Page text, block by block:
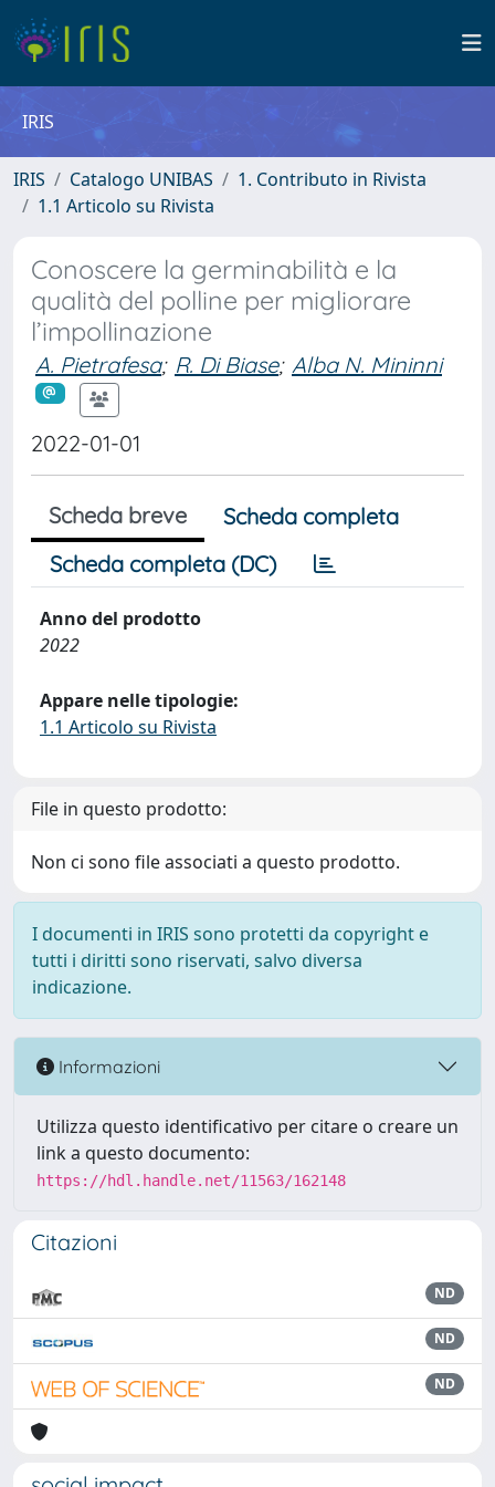
IRIS
IRIS Catalogo UNIBAS
1. Contributo in Rivista
1.1 Articolo su Rivista
Conoscere la germinabilità e la
qualità del polline per migliorare
l’impollinazione
A. Pietrafesa; R. Di Biase; Alba N. Mininni
2022-01-01
Scheda breve
Scheda completa
Scheda completa (DC)
Anno del prodotto
2022
Appare nelle tipologie:
1.1 Articolo su Rivista
File in questo prodotto:
Non ci sono file associati a questo prodotto.
I documenti in IRIS sono protetti da copyright e
tutti i diritti sono riservati, salvo diversa
indicazione.
Informazioni
Utilizza questo identificativo per citare o creare un
link a questo documento:
https://hdl.handle.net/11563/162148
Citazioni
ND
ND
ND